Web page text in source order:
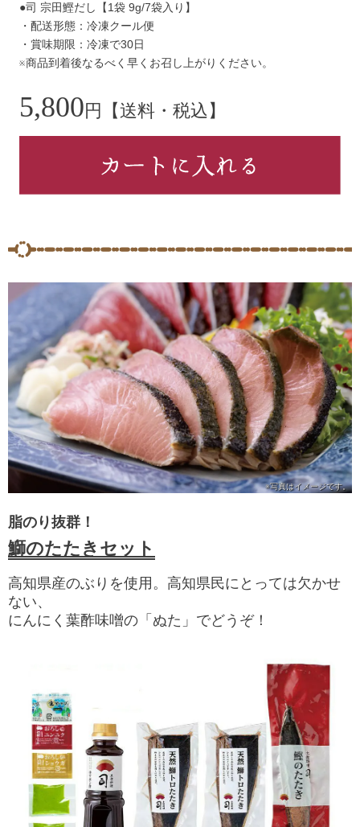
●司 宗田鰹だし【1袋 9g/7袋入り】
・配送形態：冷凍クール便
・賞味期限：冷凍で30日
※商品到着後なるべく早くお召し上がりください。
5,800 円【送料・税込】
※写真はイメージです。
脂のり抜群！
鰤のたたきセット
高知県産のぶりを使用。高知県民にとっては欠かせ
ない、
にんにく葉酢味噌の「ぬた」でどうぞ！